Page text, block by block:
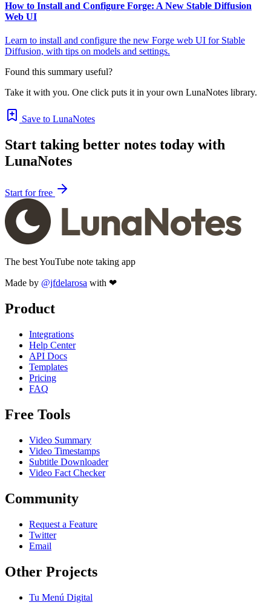
How to Install and Configure Forge: A New Stable Diffusion
Web UI
Learn to install and configure the new Forge web UI for Stable
Diffusion, with tips on models and settings.
Found this summary useful?
Take it with you. One click puts it in your own LunaNotes library.
Save to LunaNotes
Start taking better notes today with
LunaNotes
Start for free
The best YouTube note taking app
Made by @jfdelarosa with ❤
Product
Integrations
Help Center
API Docs
Templates
Pricing
FAQ
Free Tools
Video Summary
Video Timestamps
Subtitle Downloader
Video Fact Checker
Community
Request a Feature
Twitter
Email
Other Projects
Tu Menú Digital